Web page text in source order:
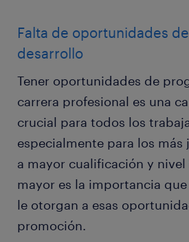
Falta de oportunidades
desarrollo
Tener oportunidades de
carrera profesional es una
crucial para todos los
especialmente para los más
a mayor cualificación y
mayor es la importancia
le otorgan a esas
promoción.